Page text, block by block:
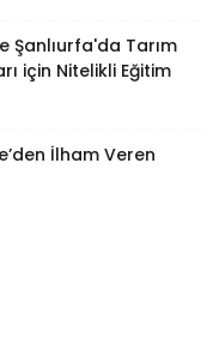
Şanlıurfa'da Tarım
için Nitelikli Eğitim
İlham Veren